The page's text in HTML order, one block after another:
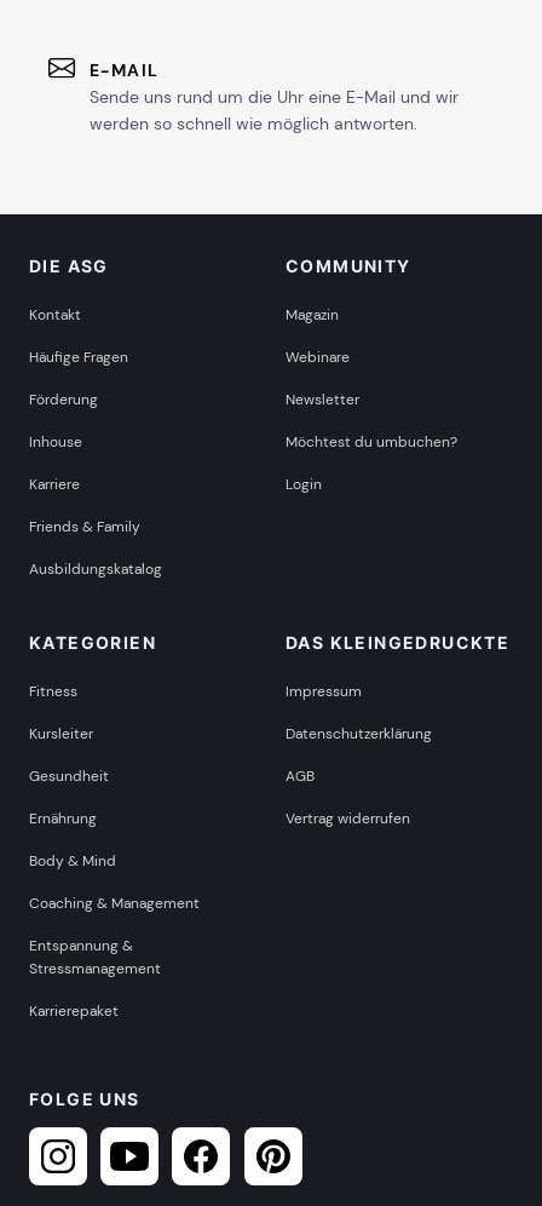
E-MAIL
Sende uns rund um die Uhr eine E-Mail und wir
werden so schnell wie möglich antworten.
DIE ASG
Kontakt
Häufige Fragen
Förderung
Inhouse
Karriere
Friends & Family
Ausbildungskatalog
COMMUNITY
Magazin
Webinare
Newsletter
Möchtest du umbuchen?
Login
KATEGORIEN
Fitness
Kursleiter
Gesundheit
Ernährung
Body & Mind
Coaching & Management
Entspannung &
Stressmanagement
Karrierepaket
DAS KLEINGEDRUCKTE
Impressum
Datenschutzerklärung
AGB
Vertrag widerrufen
FOLGE UNS